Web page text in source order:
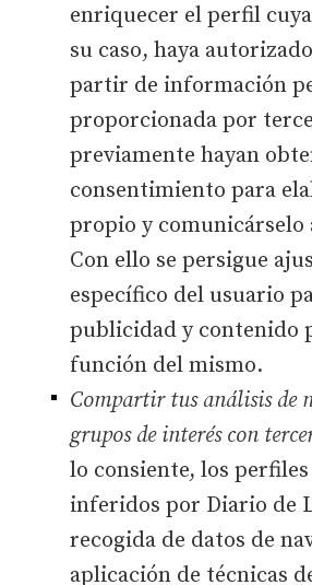
enriquecer el perfil
su caso, haya
partir de información
proporcionada por
previamente hayan
consentimiento para
propio y comunicárselo
Con ello se persigue
específico del usuario
publicidad y contenido
función del mismo.
Compartir tus análisis de
grupos de interés con
lo consiente, los
inferidos por Diario de
recogida de datos de
aplicación de técnicas